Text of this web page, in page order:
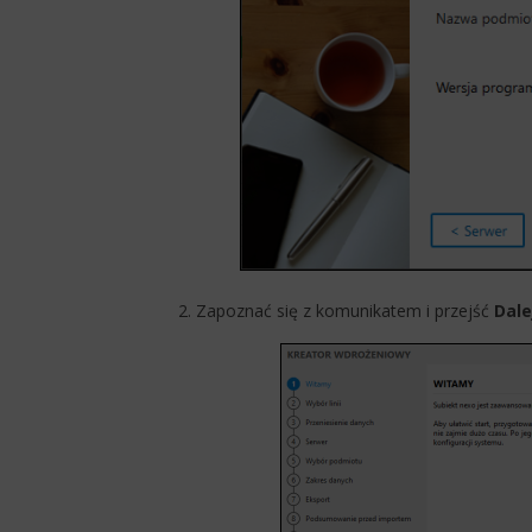
2. Zapoznać się z komunikatem i przejść